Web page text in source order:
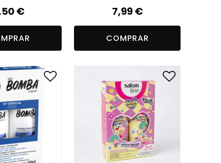
€ 7,99€
COMPRAR